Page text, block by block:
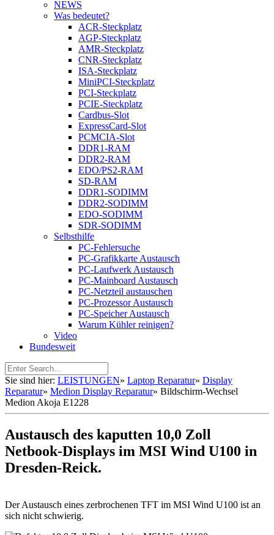
NEWS
Was bedeutet?
ACR-Steckplatz
AGP-Steckplatz
AMR-Steckplatz
CNR-Steckplatz
ISA-Steckplatz
MiniPCI-Steckplatz
PCI-Steckplatz
PCIE-Steckplatz
Cardbus-Slot
ExpressCard-Slot
PCMCIA-Slot
DDR1-RAM
DDR2-RAM
EDO/PS2-RAM
SD-RAM
DDR1-SODIMM
DDR2-SODIMM
EDO-SODIMM
SDR-SODIMM
Selbsthilfe
PC-Fehlersuche
PC-Grafikkarte Austausch
PC-Laufwerk Austausch
PC-Mainboard Austausch
PC-Netzteil austauschen
PC-Prozessor Austausch
PC-Speicher Austausch
Warum Kühler reinigen?
Video
Bundesweit
Sie sind hier: LEISTUNGEN» Laptop Reparatur» Display
Reparatur» Medion Display Reparatur» Bildschirm-Wechsel
Medion Akoja E1228
Austausch des kaputten 10,0 Zoll
Netbook-Displays im MSI Wind U100 in
Dresden-Reick.
Der Austausch eines zerbrochenen TFT im MSI Wind U100 ist an
sich nicht schwierig.